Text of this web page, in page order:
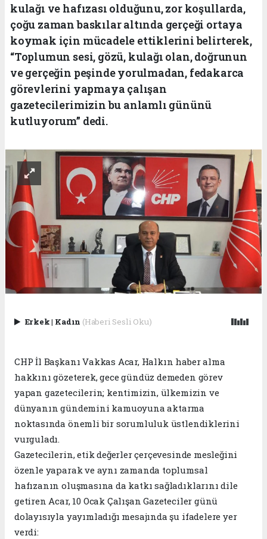
kulağı ve hafızası olduğunu, zor koşullarda,
çoğu zaman baskılar altında gerçeği ortaya
koymak için mücadele ettiklerini belirterek,
“Toplumun sesi, gözü, kulağı olan, doğrunun
ve gerçeğin peşinde yorulmadan, fedakarca
görevlerini yapmaya çalışan
gazetecilerimizin bu anlamlı gününü
kutluyorum” dedi.
Erkek| Kadın (Haberi Sesli Oku)
CHP İl Başkanı Vakkas Acar, Halkın haber alma
hakkını gözeterek, gece gündüz demeden görev
yapan gazetecilerin; kentimizin, ülkemizin ve
dünyanın gündemini kamuoyuna aktarma
noktasında önemli bir sorumluluk üstlendiklerini
vurguladı.
Gazetecilerin, etik değerler çerçevesinde mesleğini
özenle yaparak ve aynı zamanda toplumsal
hafızanın oluşmasına da katkı sağladıklarını dile
getiren Acar, 10 Ocak Çalışan Gazeteciler günü
dolayısıyla yayımladığı mesajında şu ifadelere yer
verdi: